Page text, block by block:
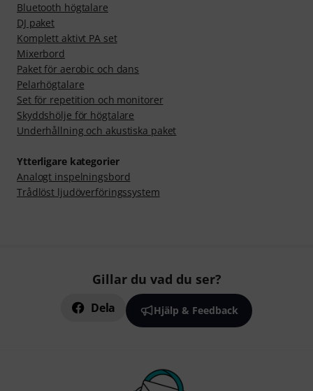
Bluetooth högtalare
DJ paket
Komplett aktivt PA set
Mixerbord
Paket för aerobic och dans
Pelarhögtalare
Set för repetition och monitorer
Skyddshölje för högtalare
Underhållning och akustiska paket
Ytterligare kategorier
Analogt inspelningsbord
Trådlöst ljudöverföringssystem
Gillar du vad du ser?
Dela Hjälp & Feedback